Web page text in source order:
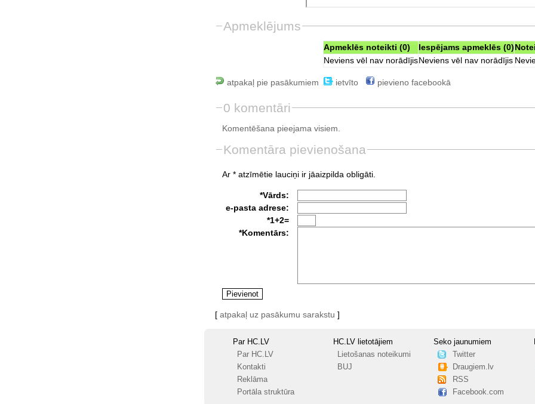
Apmeklējums
Apmeklēs noteikti (0) Iespējams apmeklēs (0)
Neviens vēl nav norādījisNeviens vēl nav norādījis
atpakaļ pie pasākumiem ietvīto pievieno facebookā
0 komentāri
Komentēšana pieejama visiem.
Komentāra pievienošana
Ar * atzīmētie lauciņi ir jāaizpilda obligāti.
*Vārds:
e-pasta adrese:
*1+2=
*Komentārs:
[ atpakaļ uz pasākumu sarakstu ]
Par HC.LV
Par HC.LV
Kontakti
Reklāma
Portāla struktūra
HC.LV lietotājiem
Lietošanas noteikumi
BUJ
Seko jaunumiem
Twitter
Draugiem.lv
RSS
Facebook.com